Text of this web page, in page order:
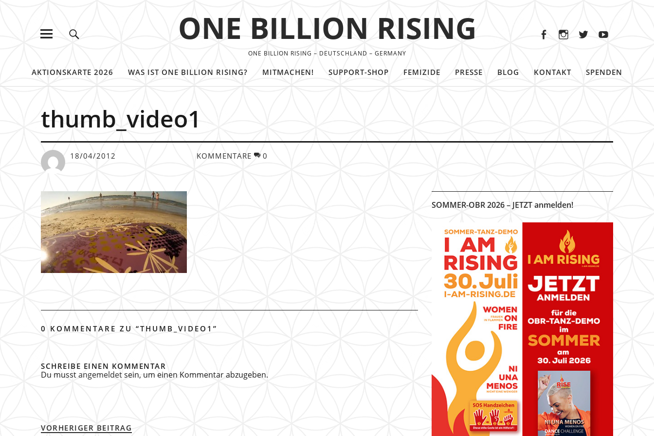
ONE BILLION RISING
ONE BILLION RISING – DEUTSCHLAND – GERMANY
AKTIONSKARTE 2026 WAS IST ONE BILLION RISING? MITMACHEN! SUPPORT-SHOP FEMIZIDE PRESSE BLOG KONTAKT SPENDEN
thumb_video1
18/04/2012 KOMMENTARE 0
0 KOMMENTARE ZU “THUMB_VIDEO1 ”
SCHREIBE EINEN KOMMENTAR
Du musstangemeldetsein, um einen Kommentar abzugeben.
VORHERIGER BEITRAG
SOMMER-OBR 2026 – JETZT anmelden!